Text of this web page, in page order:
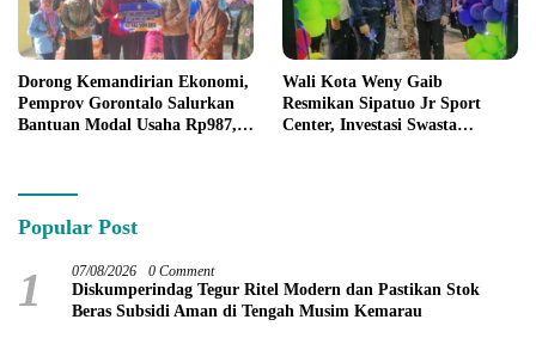
Dorong Kemandirian Ekonomi,
Pemprov Gorontalo Salurkan
Bantuan Modal Usaha Rp987,5
Wali Kota Weny Gaib
Resmikan Sipatuo Jr Sport
Center, Investasi Swasta
Popular Post
1 07/08/2026 0 Comment
Diskumperindag Tegur Ritel Modern dan Pastikan Stok
Beras Subsidi Aman di Tengah Musim Kemarau